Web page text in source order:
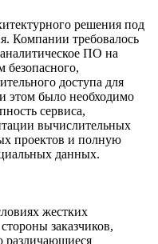
решения под
Компании требовалось
ПО на
безопасного,
доступа для
этом было необходимо
сервиса,
вычислительных
проектов и полную
данных.
жестких
заказчиков,
различающиеся